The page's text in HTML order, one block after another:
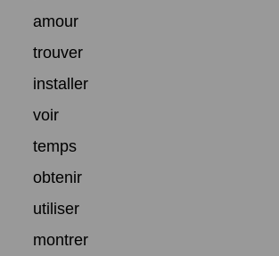
amour
trouver
installer
voir
temps
obtenir
utiliser
montrer